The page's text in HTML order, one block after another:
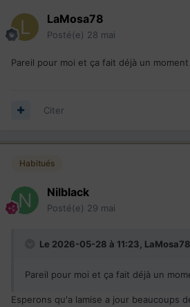
LaMosa78
Posté(e) 28 mai
Pareil pour moi et ça fait déjà un moment
Citer
Habitués
Nilblack
Posté(e) 29 mai
Le 2026-05-28 à 11:23, LaMosa78
Pareil pour moi et ça fait déjà un
Esperons qu'a lamise a jour beaucoups